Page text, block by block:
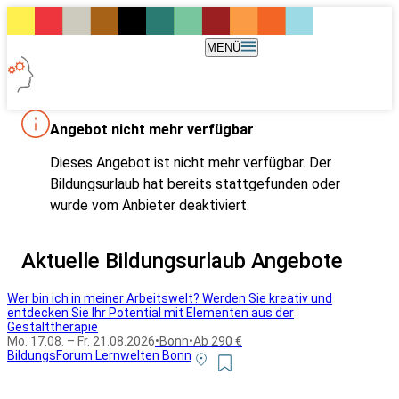
MENÜ
Angebot nicht mehr verfügbar
Dieses Angebot ist nicht mehr verfügbar. Der
Bildungsurlaub hat bereits stattgefunden oder
wurde vom Anbieter deaktiviert.
Aktuelle Bildungsurlaub Angebote
Wer bin ich in meiner Arbeitswelt? Werden Sie kreativ und
entdecken Sie Ihr Potential mit Elementen aus der
Gestalttherapie
Mo. 17.08. – Fr. 21.08.2026•Bonn•Ab 290 €
BildungsForum Lernwelten Bonn